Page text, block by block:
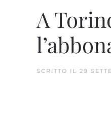
A
SCRITTO IL 29